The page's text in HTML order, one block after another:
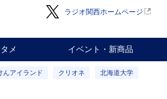
ラジオ関西ホームページ
メ イベント・新商品
んアイランド クリオネ 北海道大学